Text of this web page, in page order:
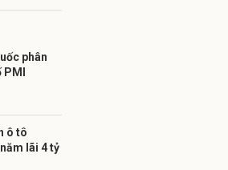
phân
ô tô
lãi 4 tỷ